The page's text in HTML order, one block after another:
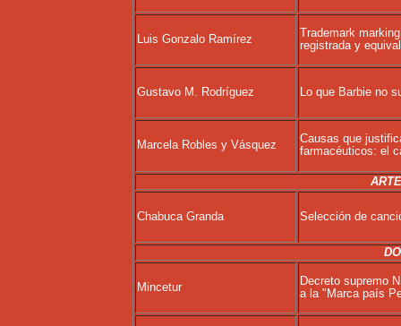
Luis Gonzalo Ramírez
Trademark
registrada y
Gustavo M. Rodríguez Lo que Barbie no
Marcela Robles y Vásquez
Causas que
farmacéuticos: el
Chabuca Granda Selección de
Mincetur
Decreto supremo
a la "Marca país